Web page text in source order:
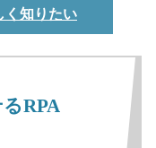
く知りたい
RPA